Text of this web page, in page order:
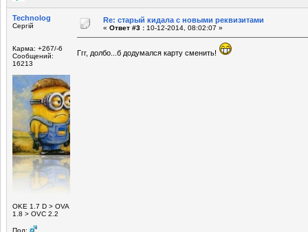
Technolog
Сергій
Карма: +267/-6
Сообщений:
16213
ОKE 1.7 D > OVA
1.8 > OVC 2.2
Пол:
Re: старый кидала с новыми реквизитами
« Ответ #3 : 10-12-2014, 08:02:07 »
Ггг, долбо...б додумался карту сменить!